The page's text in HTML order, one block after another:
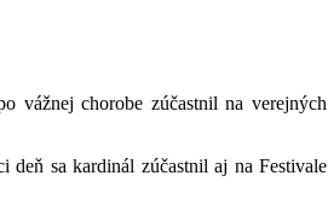
vážnej chorobe zúčastnil na verejných
deň sa kardinál zúčastnil aj na Festivale